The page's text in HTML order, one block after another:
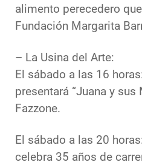
alimento perecedero
Fundación Margarita
– La Usina del Arte:
El sábado a las 16
presentará “Juana y
Fazzone.
El sábado a las 20
celebra 35 años de